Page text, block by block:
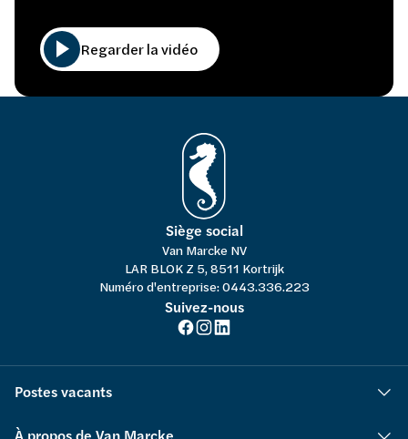
Regarder la vidéo
Siège social
Van Marcke NV
LAR BLOK Z 5, 8511 Kortrijk
Numéro d'entreprise: 0443.336.223
Suivez-nous
Postes vacants